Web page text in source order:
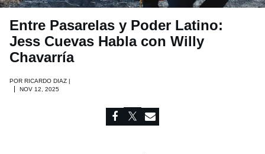
Entre Pasarelas y Poder Latino:
Jess Cuevas Habla con Willy
Chavarría
POR RICARDO DIAZ |
NOV 12, 2025